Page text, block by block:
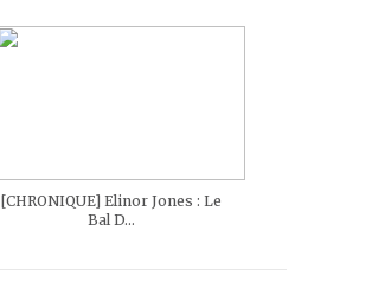
[CHRONIQUE] Elinor Jones : Le
Bal D...